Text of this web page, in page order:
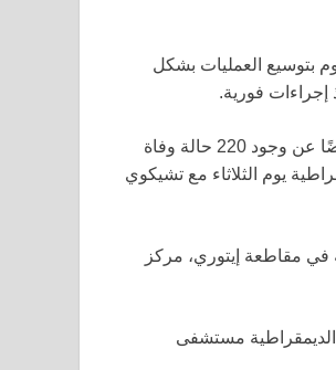
بتوسيع العمليات بشكل
إجراءات فورية.
وخلال حديثه في اجتماع عبر الإنترنت مع الاتحاد الأفريقي حول تفشي المرض، أعلن أيضًا عن وجود 220 حالة وفاة
يوم الثلاثاء مع تشيكوي
مقاطعة إيتوري، مركز
الديمقراطية مستشفى